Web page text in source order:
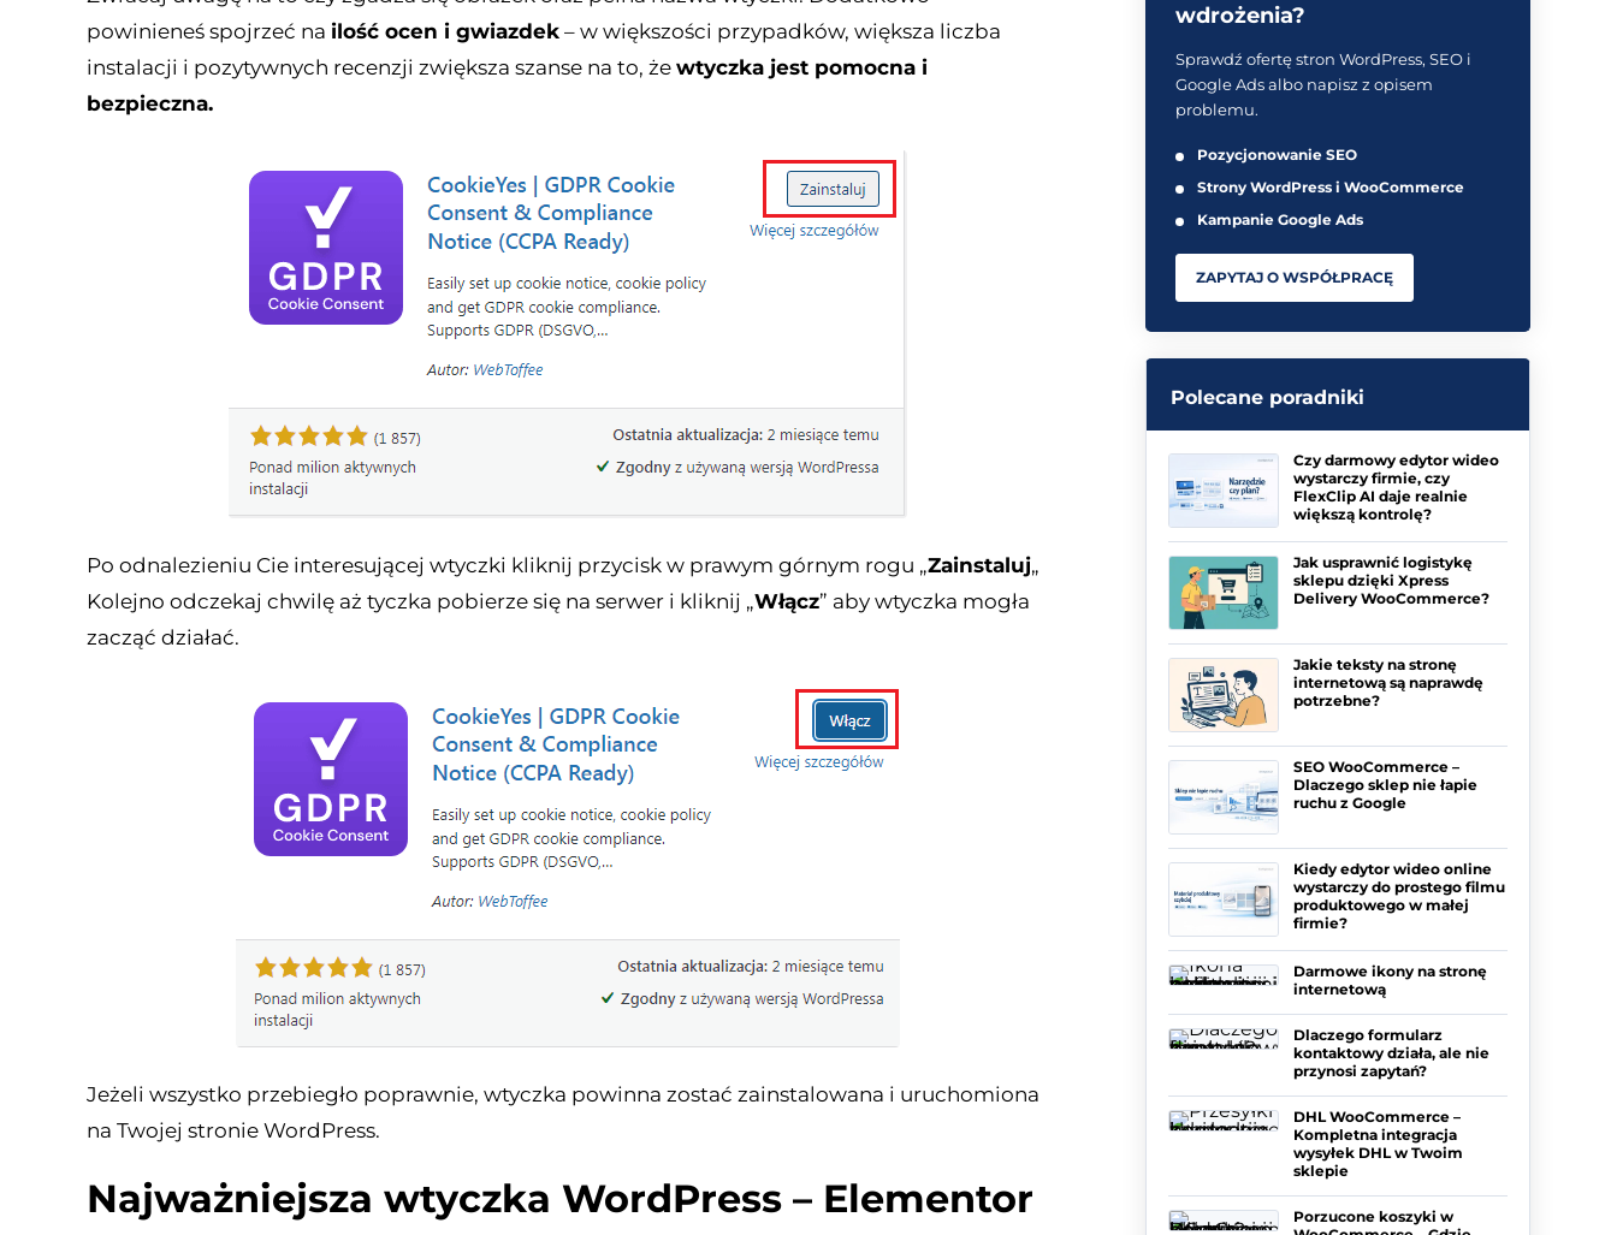
powinieneś spojrzeć na ilość ocen i gwiazdek – w większości przypadków, większa liczba
instalacji i pozytywnych recenzji zwiększa szanse na to, że wtyczka jest pomocna i
bezpieczna.
Po odnalezieniu Cie interesującej wtyczki kliknij przycisk w prawym górnym rogu „Zainstaluj„
Kolejno odczekaj chwilę aż tyczka pobierze się na serwer i kliknij „Włącz” aby wtyczka mogła
zacząć działać.
Jeżeli wszystko przebiegło poprawnie, wtyczka powinna zostać zainstalowana i uruchomiona
na Twojej stronie WordPress.
Najważniejsza wtyczka WordPress – Elementor
wdrożenia?
Sprawdź ofertę stron WordPress, SEO i
Google Ads albo napisz z opisem
problemu.
Pozycjonowanie SEO
Strony WordPress i WooCommerce
Kampanie Google Ads
ZAPYTAJ O WSPÓŁPRACĘ
Polecane poradniki
Czy darmowy edytor wideo
wystarczy firmie, czy
FlexClip AI daje realnie
większą kontrolę?
Jak usprawnić logistykę
sklepu dzięki Xpress
Delivery WooCommerce?
Jakie teksty na stronę
internetową są naprawdę
potrzebne?
SEO WooCommerce –
Dlaczego sklep nie łapie
ruchu z Google
Kiedy edytor wideo online
wystarczy do prostego filmu
produktowego w małej
firmie?
Darmowe ikony na stronę
internetową
Dlaczego formularz
kontaktowy działa, ale nie
przynosi zapytań?
DHL WooCommerce –
Kompletna integracja
wysyłek DHL w Twoim
sklepie
Porzucone koszyki w